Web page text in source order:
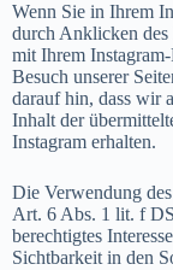
Wenn Sie in Ihrem
durch Anklicken des
mit Ihrem
Besuch unserer
darauf hin, dass wir
Inhalt der
Instagram erhalten.
Die Verwendung
Art. 6 Abs. 1 lit. f
berechtigtes
Sichtbarkeit in den